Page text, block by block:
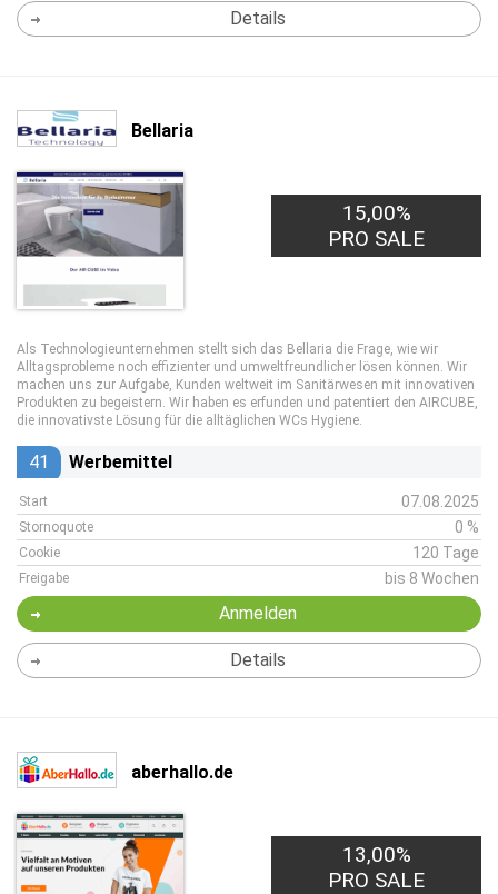
Details
Bellaria
15,00%
PRO SALE
Als Technologieunternehmen stellt sich das Bellaria die Frage, wie wir
Alltagsprobleme noch effizienter und umweltfreundlicher lösen können. Wir
machen uns zur Aufgabe, Kunden weltweit im Sanitärwesen mit innovativen
Produkten zu begeistern. Wir haben es erfunden und patentiert den AIRCUBE,
die innovativste Lösung für die alltäglichen WCs Hygiene.
41 Werbemittel
Start 07.08.2025
Stornoquote 0 %
Cookie 120 Tage
Freigabe bis 8 Wochen
Anmelden
Details
aberhallo.de
13,00%
PRO SALE